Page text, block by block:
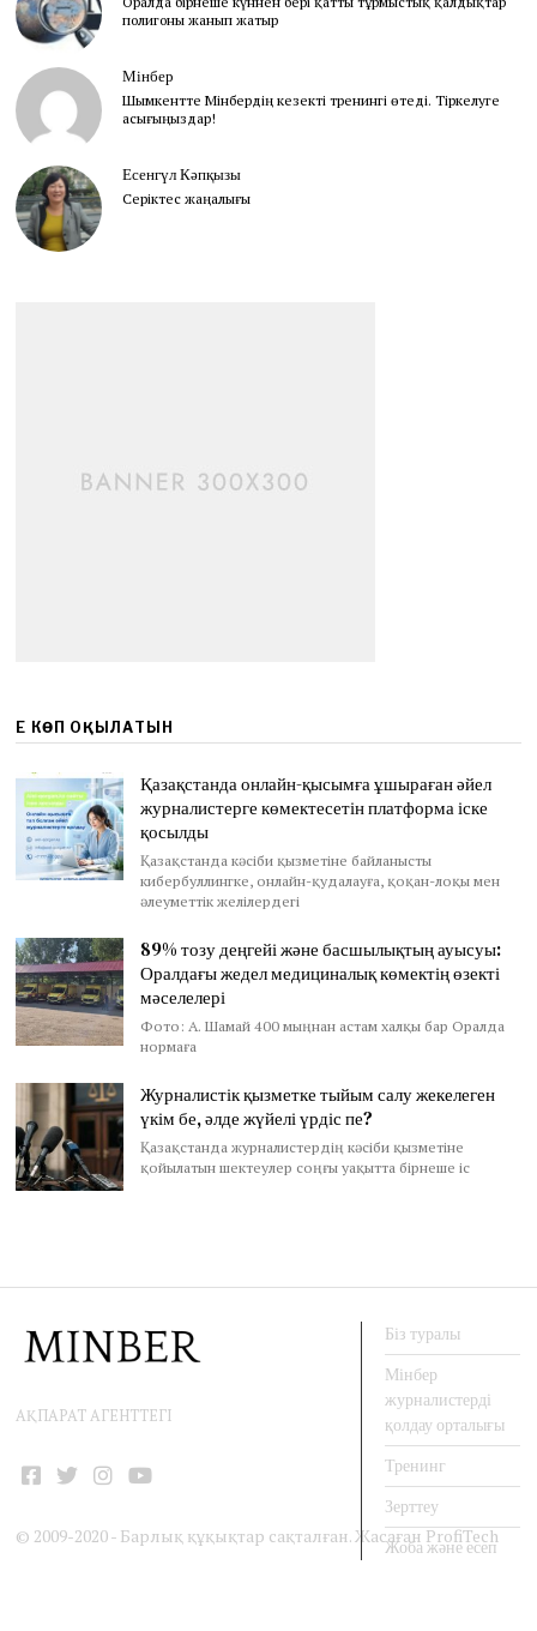
полигоны жанып жатыр
Мінбер
Шымкентте Мінбердің кезекті тренингі өтеді. Тіркелуге
асығыңыздар!
Есенгүл Кәпқызы
Серіктес жаңалығы
ЕҢ КӨП ОҚЫЛАТЫН
Қазақстанда онлайн-қысымға ұшыраған әйел
журналистерге көмектесетін платформа іске
қосылды
Қазақстанда кәсіби қызметіне байланысты
кибербуллингке, онлайн-қудалауға, қоқан-лоқы мен
әлеуметтік желілердегі
89% тозу деңгейі және басшылықтың ауысуы:
Оралдағы жедел медициналық көмектің өзекті
мәселелері
Фото: А. Шамай 400 мыңнан астам халқы бар Оралда
нормаға
Журналистік қызметке тыйым салу жекелеген
үкім бе, әлде жүйелі үрдіс пе?
Қазақстанда журналистердің кәсіби қызметіне
қойылатын шектеулер соңғы уақытта бірнеше іс
АҚПАРАТ АГЕНТТЕГІ
© 2009-2020 - Барлық құқықтар сақталған. Жасаған ProfiTech
Біз туралы
Мінбер
журналистерді
қолдау орталығы
Тренинг
Зерттеу
Жоба және есеп